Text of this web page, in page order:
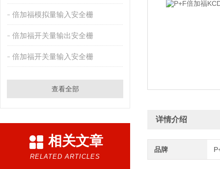
倍加福模拟量输入安全栅
倍加福开关量输出安全栅
倍加福开关量输入安全栅
查看全部
相关文章
RELATED ARTICLES
详情介绍
品牌